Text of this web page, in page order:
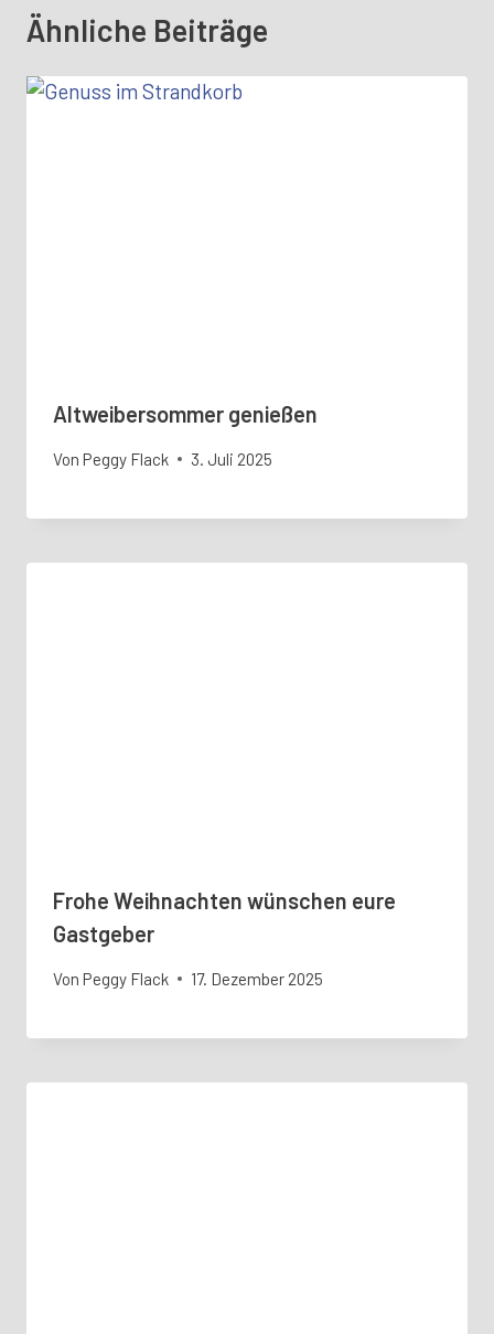
Ähnliche Beiträge
Altweibersommer genießen
Von Peggy Flack 3. Juli 2025
Frohe Weihnachten wünschen eure
Gastgeber
Von Peggy Flack 17. Dezember 2025